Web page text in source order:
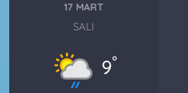
17 MART
SALI
9°